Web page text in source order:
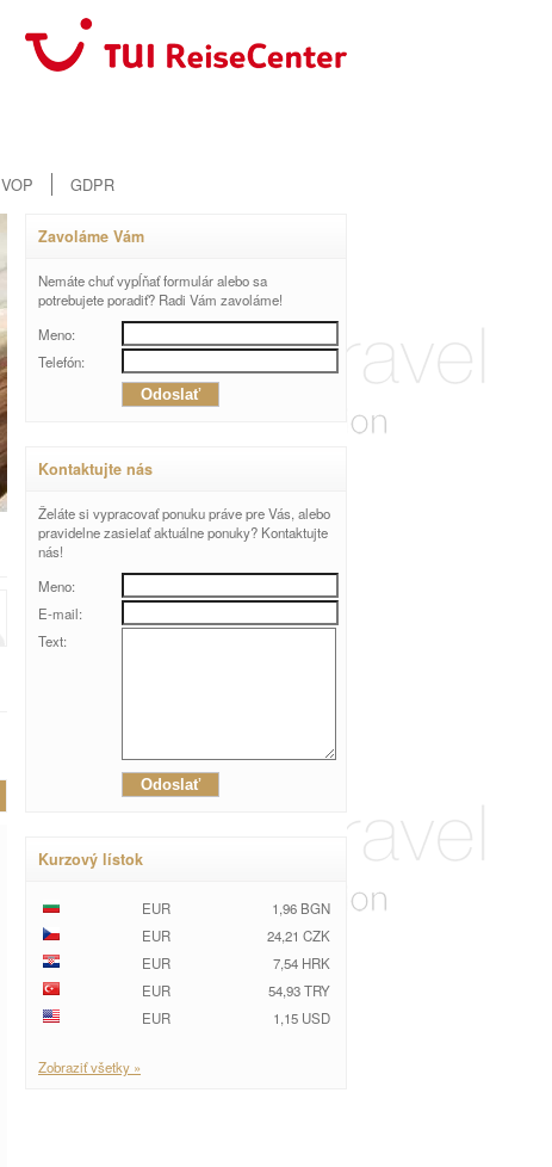
VOP GDPR
Zavoláme Vám
Nemáte chuť vypĺňať formulár alebo sa
potrebujete poradiť? Radi Vám zavoláme!
Meno:
Telefón:
Kontaktujte nás
Želáte si vypracovať ponuku práve pre Vás, alebo
pravidelne zasielať aktuálne ponuky? Kontaktujte
nás!
Meno:
E-mail:
Text:
Kurzový lístok
EUR
1,96 BGN
EUR
24,21 CZK
EUR
7,54 HRK
EUR
54,93 TRY
EUR
1,15 USD
Zobraziť všetky »